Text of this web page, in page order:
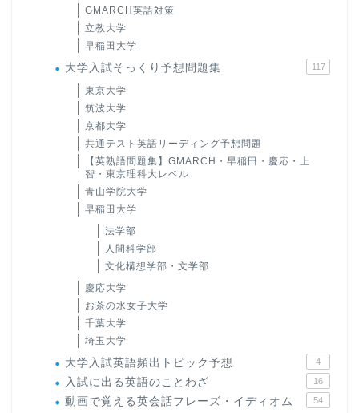
GMARCH英語対策
立教大学
早稲田大学
大学入試そっくり予想問題集 117
東京大学
筑波大学
京都大学
共通テスト英語リーディング予想問題
【英熟語問題集】GMARCH・早稲田・慶応・上
智・東京理科大レベル
青山学院大学
早稲田大学
法学部
人間科学部
文化構想学部・文学部
慶応大学
お茶の水女子大学
千葉大学
埼玉大学
大学入試英語頻出トピック予想 4
入試に出る英語のことわざ 16
動画で覚える英会話フレーズ・イディオム 54